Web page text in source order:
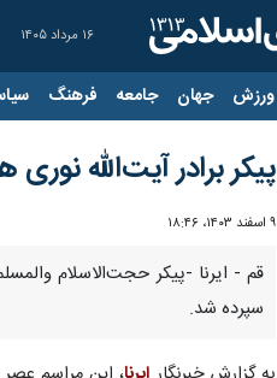
۱۶ مرداد ۱۴۰۵
ورزش جهان جامعه فرهنگ
پیکر برادر آیت‌الله
۹ اسفند ۱۴۰۳، ۱۸:۴۶